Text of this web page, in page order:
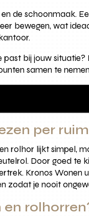
de schoonmaak.
bewegen, wat
bij jouw
samen te
per
rolhor lijkt simpel,
Door goed te
Kronos
zodat je nooit
en